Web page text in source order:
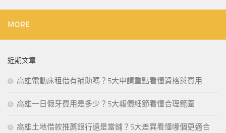
MORE
近期文章
高雄電動床租借有補助嗎？5大申請重點看懂資格與費用
高雄一日假牙費用是多少？5大報價細節看懂合理範圍
高雄土地借款推薦銀行還是當鋪？5大差異看懂哪個更適合